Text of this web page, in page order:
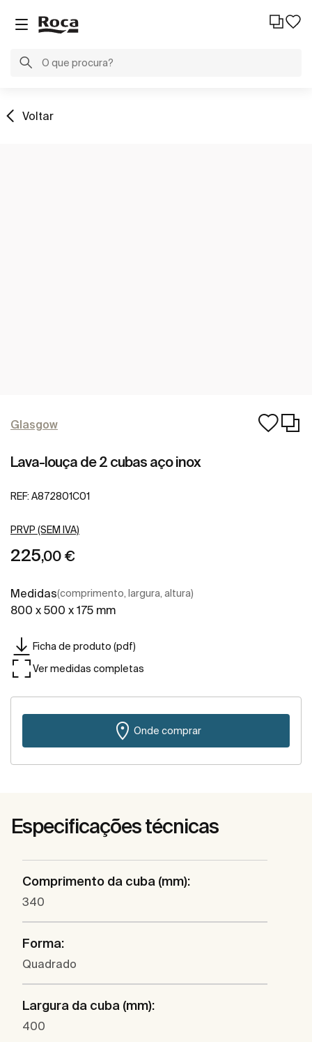
Voltar
Glasgow
Lava-louça de 2 cubas aço inox
REF: A872801C01
PRVP (SEM IVA)
225,00 €
Medidas(comprimento, largura, altura)
800 x 500 x 175 mm
Ficha de produto (pdf)
Ver medidas completas
Onde comprar
Especificações técnicas
Comprimento da cuba (mm):
340
Forma:
Quadrado
Largura da cuba (mm):
400